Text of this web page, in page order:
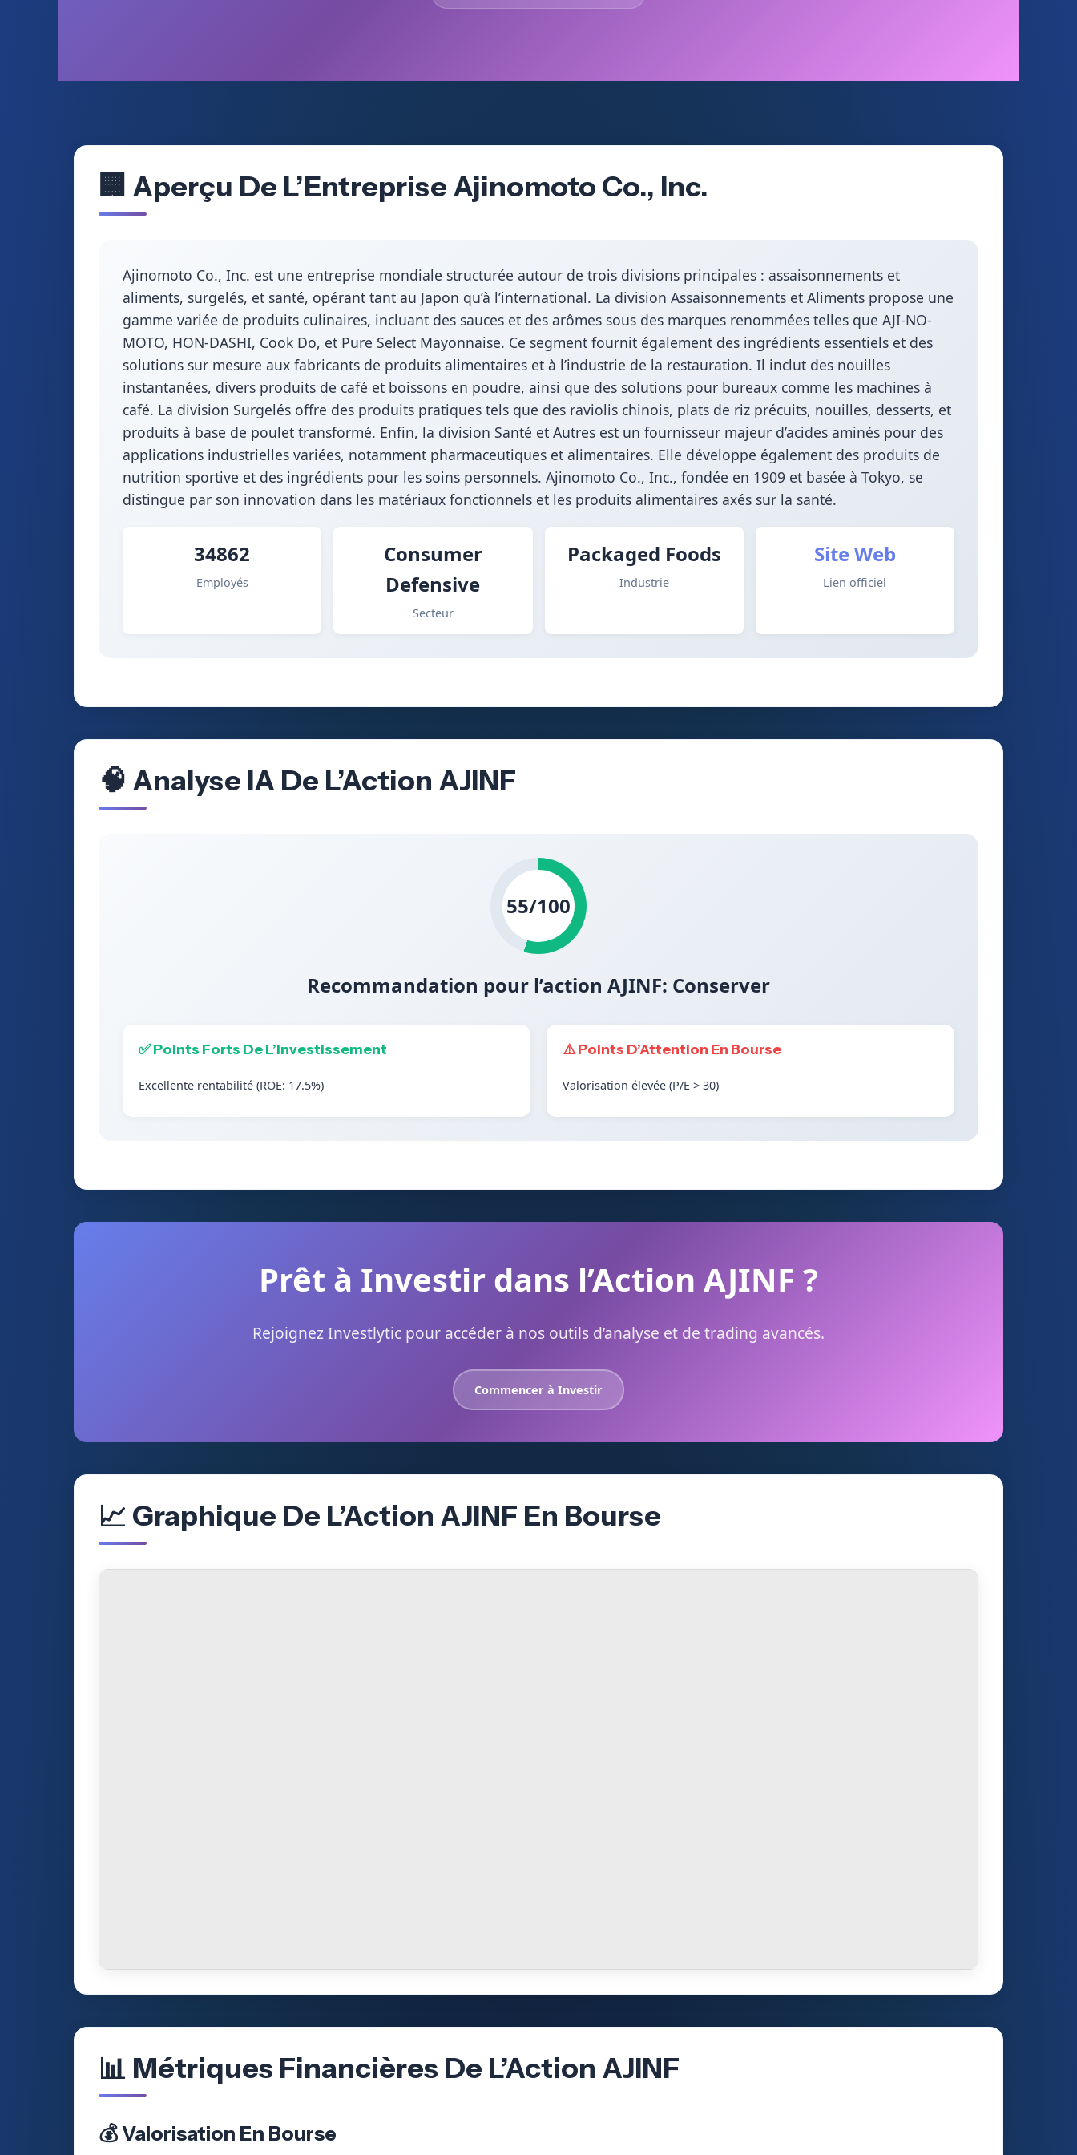
🏢 Aperçu De L’Entreprise Ajinomoto Co., Inc.
Ajinomoto Co., Inc. est une entreprise mondiale structurée autour de trois divisions principales : assaisonnements et
aliments, surgelés, et santé, opérant tant au Japon qu’à l’international. La division Assaisonnements et Aliments propose une
gamme variée de produits culinaires, incluant des sauces et des arômes sous des marques renommées telles que AJI-NO-
MOTO, HON-DASHI, Cook Do, et Pure Select Mayonnaise. Ce segment fournit également des ingrédients essentiels et des
solutions sur mesure aux fabricants de produits alimentaires et à l’industrie de la restauration. Il inclut des nouilles
instantanées, divers produits de café et boissons en poudre, ainsi que des solutions pour bureaux comme les machines à
café. La division Surgelés offre des produits pratiques tels que des raviolis chinois, plats de riz précuits, nouilles, desserts, et
produits à base de poulet transformé. Enfin, la division Santé et Autres est un fournisseur majeur d’acides aminés pour des
applications industrielles variées, notamment pharmaceutiques et alimentaires. Elle développe également des produits de
nutrition sportive et des ingrédients pour les soins personnels. Ajinomoto Co., Inc., fondée en 1909 et basée à Tokyo, se
distingue par son innovation dans les matériaux fonctionnels et les produits alimentaires axés sur la santé.
34862
Employés
Consumer
Defensive
Secteur
Packaged Foods
Industrie
Site Web
Lien officiel
🧠 Analyse IA De L’Action AJINF
55/100
Recommandation pour l’action AJINF: Conserver
✅ Points Forts De L’Investissement
Excellente rentabilité (ROE: 17.5%)
⚠️ Points D’Attention En Bourse
Valorisation élevée (P/E > 30)
Prêt à Investir dans l’Action AJINF ?
Rejoignez Investlytic pour accéder à nos outils d’analyse et de trading avancés.
Commencer à Investir
📈 Graphique De L’Action AJINF En Bourse
📊 Métriques Financières De L’Action AJINF
💰 Valorisation En Bourse